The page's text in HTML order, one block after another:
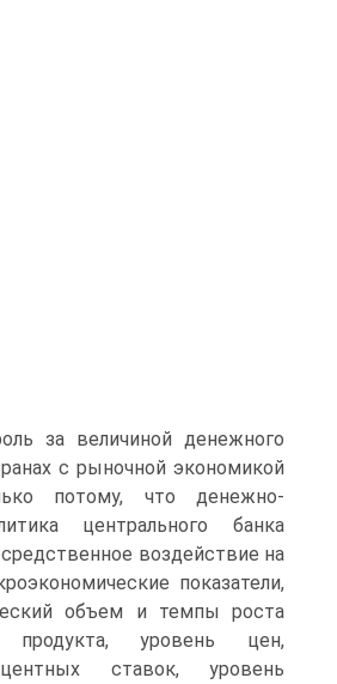
за величиной денежного
с рыночной экономикой
потому, что денежно-
центрального банка
воздействие на
показатели,
объем и темпы роста
продукта, уровень цен,
ставок, уровень